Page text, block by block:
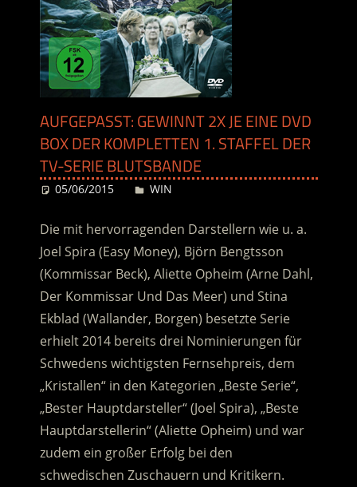
AUFGEPASST: GEWINNT 2X JE EINE DVD
BOX DER KOMPLETTEN 1. STAFFEL DER
TV-SERIE BLUTSBANDE
05/06/2015 Desiree
WIN
Die mit hervorragenden Darstellern wie u. a.
Joel Spira (Easy Money), Björn Bengtsson
(Kommissar Beck), Aliette Opheim (Arne Dahl,
Der Kommissar Und Das Meer) und Stina
Ekblad (Wallander, Borgen) besetzte Serie
erhielt 2014 bereits drei Nominierungen für
Schwedens wichtigsten Fernsehpreis, dem
„Kristallen“ in den Kategorien „Beste Serie“,
„Bester Hauptdarsteller“ (Joel Spira), „Beste
Hauptdarstellerin“ (Aliette Opheim) und war
zudem ein großer Erfolg bei den
schwedischen Zuschauern und Kritikern.